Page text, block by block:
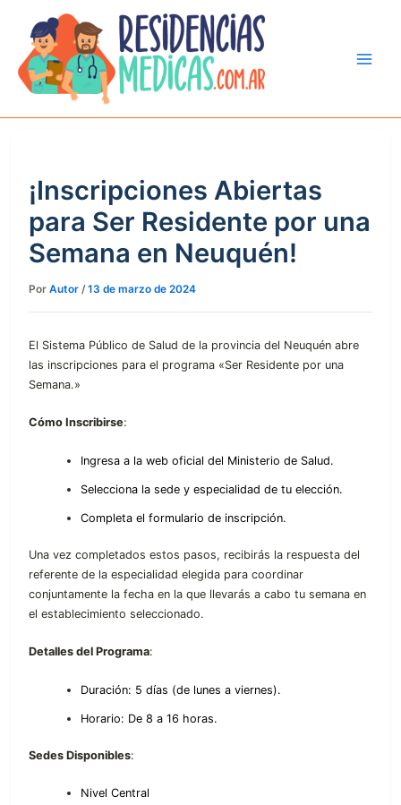
contenido
¡Inscripciones Abiertas
para Ser Residente por una
Semana en Neuquén!
Por Autor /13 de marzo de 2024
El Sistema Público de Salud de la provincia del Neuquén abre
las inscripciones para el programa «Ser Residente por una
Semana.»
Cómo Inscribirse:
Ingresa a la web oficial del Ministerio de Salud.
Selecciona la sede y especialidad de tu elección.
Completa el formulario de inscripción.
Una vez completados estos pasos, recibirás la respuesta del
referente de la especialidad elegida para coordinar
conjuntamente la fecha en la que llevarás a cabo tu semana en
el establecimiento seleccionado.
Detalles del Programa:
Duración: 5 días (de lunes a viernes).
Horario: De 8 a 16 horas.
Sedes Disponibles:
Nivel Central